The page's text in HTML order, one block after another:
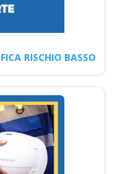
best
il
RISCHIO BASSO